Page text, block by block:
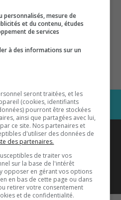
est diffusé
1033 HD2
aussi sur…
personnalisés, mesure de
et du contenu, études
de services
à des informations sur un
seront traitées, et les
(cookies, identifiants
pourront être stockées
ainsi que partagées avec lui,
ce site. Nos partenaires et
d'utiliser des données de
des partenaires.
de traiter vos
sur la base de l'intérêt
opposer en gérant vos options
en bas de cette page ou dans
retirer votre consentement
et de confidentialité.